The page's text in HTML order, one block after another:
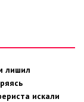
лишил
искали